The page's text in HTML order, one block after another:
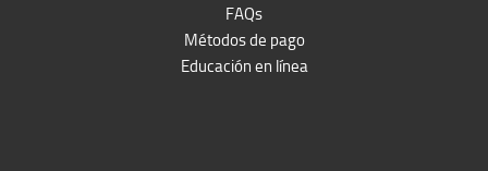
FAQs
Métodos de pago
Educación en línea